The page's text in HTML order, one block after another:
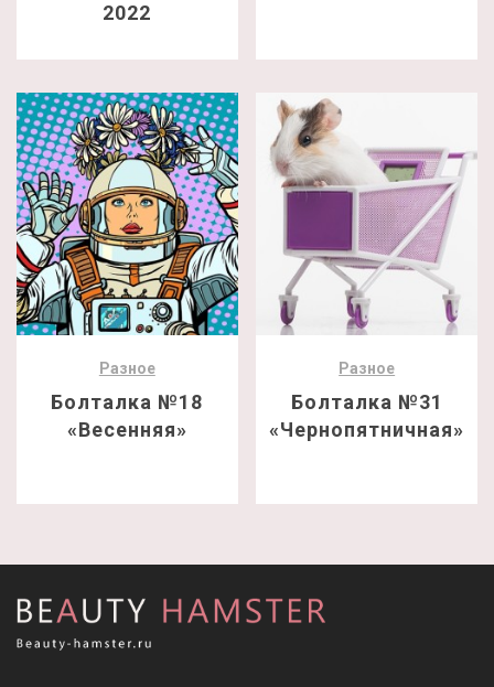
2022
Разное
Болталка №18
«Весенняя»
Разное
Болталка №31
«Чернопятничная»